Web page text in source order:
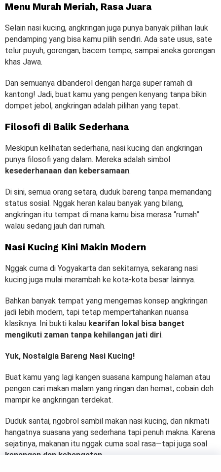
Menu Murah Meriah, Rasa Juara
Selain nasi kucing, angkringan juga punya banyak pilihan lauk
pendamping yang bisa kamu pilih sendiri. Ada sate usus, sate
telur puyuh, gorengan, bacem tempe, sampai aneka gorengan
khas Jawa.
Dan semuanya dibanderol dengan harga super ramah di
kantong! Jadi, buat kamu yang pengen kenyang tanpa bikin
dompet jebol, angkringan adalah pilihan yang tepat.
Filosofi di Balik Sederhana
Meskipun kelihatan sederhana, nasi kucing dan angkringan
punya filosofi yang dalam. Mereka adalah simbol
kesederhanaan dan kebersamaan.
Di sini, semua orang setara, duduk bareng tanpa memandang
status sosial. Nggak heran kalau banyak yang bilang,
angkringan itu tempat di mana kamu bisa merasa “rumah”
walau sedang jauh dari rumah.
Nasi Kucing Kini Makin Modern
Nggak cuma di Yogyakarta dan sekitarnya, sekarang nasi
kucing juga mulai merambah ke kota-kota besar lainnya.
Bahkan banyak tempat yang mengemas konsep angkringan
jadi lebih modern, tapi tetap mempertahankan nuansa
klasiknya. Ini bukti kalau kearifan lokal bisa banget
mengikuti zaman tanpa kehilangan jati diri.
Yuk, Nostalgia Bareng Nasi Kucing!
Buat kamu yang lagi kangen suasana kampung halaman atau
pengen cari makan malam yang ringan dan hemat, cobain deh
mampir ke angkringan terdekat.
Duduk santai, ngobrol sambil makan nasi kucing, dan nikmati
hangatnya suasana yang sederhana tapi penuh makna. Karena
sejatinya, makanan itu nggak cuma soal rasa—tapi juga soal
kenangan dan kehangatan